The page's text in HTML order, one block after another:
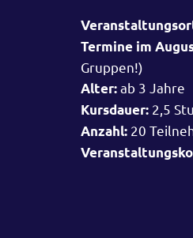
Termine im
Gruppen!)
Alter:ab 3 Jahre
Kursdauer: 2,5
Anzahl: 20